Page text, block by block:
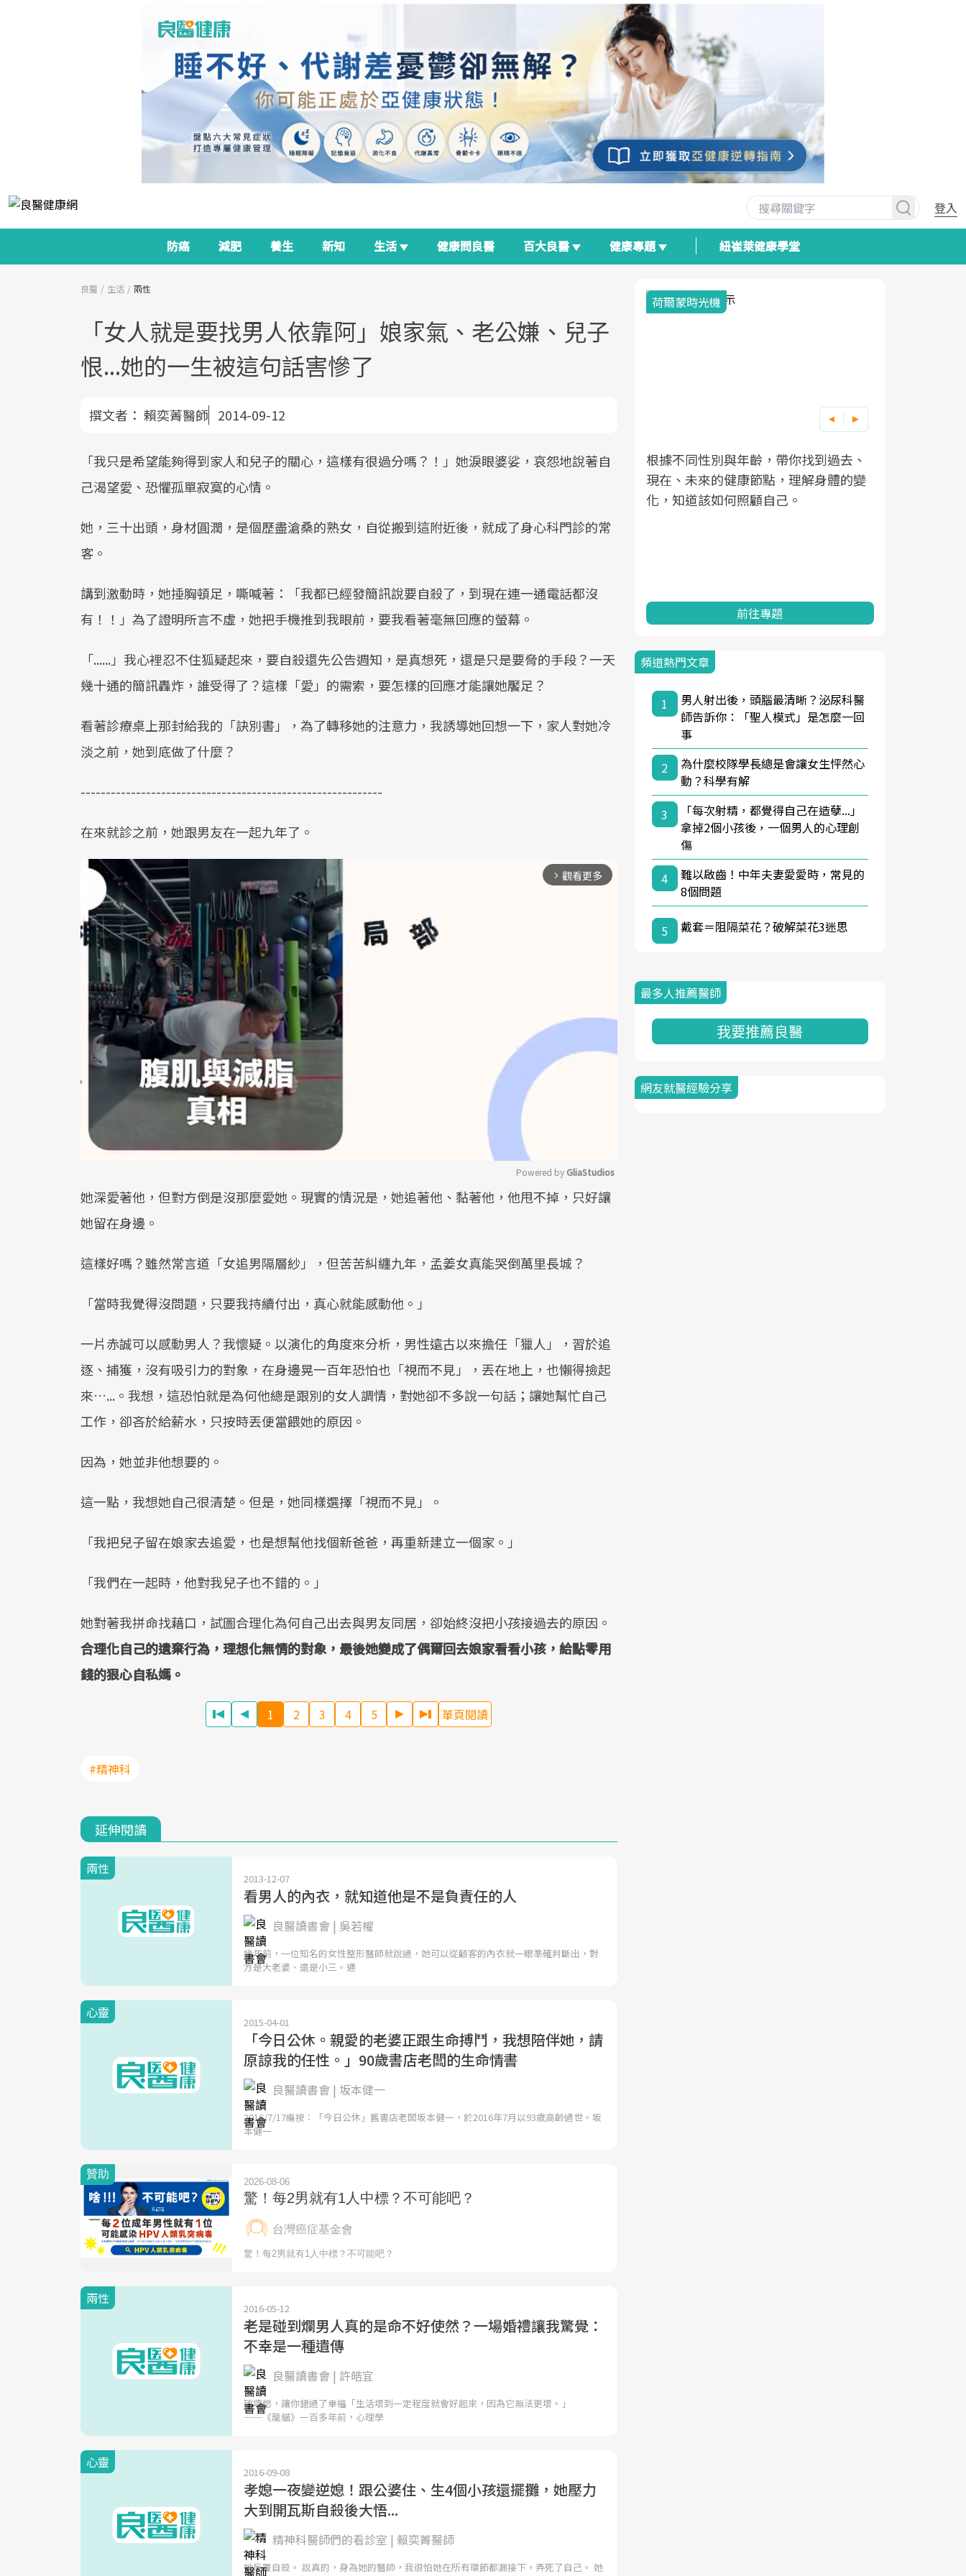
登入
防癌 減肥 養生 新知 生活 健康問良醫 百大良醫 健康專題 紐崔萊健康學堂
良醫 生活 兩性
「女人就是要找男人依靠阿」娘家氣、老公嫌、兒子
恨...她的一生被這句話害慘了
撰文者： 賴奕菁醫師 2014-09-12
「我只是希望能夠得到家人和兒子的關心，這樣有很過分嗎？！」她淚眼婆娑，哀怨地說著自
己渴望愛、恐懼孤單寂寞的心情。
她，三十出頭，身材圓潤，是個歷盡滄桑的熟女，自從搬到這附近後，就成了身心科門診的常
客。
講到激動時，她捶胸頓足，嘶喊著：「我都已經發簡訊說要自殺了，到現在連一通電話都沒
有！！」為了證明所言不虛，她把手機推到我眼前，要我看著毫無回應的螢幕。
「......」我心裡忍不住狐疑起來，要自殺還先公告週知，是真想死，還是只是要脅的手段？一天
幾十通的簡訊轟炸，誰受得了？這樣「愛」的需索，要怎樣的回應才能讓她饜足？
看著診療桌上那封給我的「訣別書」，為了轉移她的注意力，我誘導她回想一下，家人對她冷
淡之前，她到底做了什麼？
------------------------------------------------------------
在來就診之前，她跟男友在一起九年了。
arrow_forward_ios 觀看更多
Powered by GliaStudios
她深愛著他，但對方倒是沒那麼愛她。現實的情況是，她追著他、黏著他，他甩不掉，只好讓
她留在身邊。
這樣好嗎？雖然常言道「女追男隔層紗」，但苦苦糾纏九年，孟姜女真能哭倒萬里長城？
「當時我覺得沒問題，只要我持續付出，真心就能感動他。」
一片赤誠可以感動男人？我懷疑。以演化的角度來分析，男性遠古以來擔任「獵人」，習於追
逐、捕獲，沒有吸引力的對象，在身邊晃一百年恐怕也「視而不見」，丟在地上，也懶得撿起
來…...。我想，這恐怕就是為何他總是跟別的女人調情，對她卻不多說一句話；讓她幫忙自己
工作，卻吝於給薪水，只按時丟便當餵她的原因。
因為，她並非他想要的。
這一點，我想她自己很清楚。但是，她同樣選擇「視而不見」。
「我把兒子留在娘家去追愛，也是想幫他找個新爸爸，再重新建立一個家。」
「我們在一起時，他對我兒子也不錯的。」
她對著我拼命找藉口，試圖合理化為何自己出去與男友同居，卻始終沒把小孩接過去的原因。
合理化自己的遺棄行為，理想化無情的對象，最後她變成了偶爾回去娘家看看小孩，給點零用
錢的狠心自私媽。
1 2 3 4 5 單頁閱讀
#精神科
延伸閱讀
兩性
2013-12-07
看男人的內衣，就知道他是不是負責任的人
良醫讀書會 | 吳若權
幾年前，一位知名的女性整形醫師就說過，她可以從顧客的內衣就一眼準確判斷出，對
方是大老婆、還是小三。通
心靈
2015-04-01
「今日公休。親愛的老婆正跟生命搏鬥，我想陪伴她，請
原諒我的任性。」90歲書店老闆的生命情書
良醫讀書會 | 坂本健一
2016/7/17編按：「今日公休」舊書店老闆坂本健一，於2016年7月以93歲高齡過世。坂
本健一
兩性
2016-05-12
老是碰到爛男人真的是命不好使然？一場婚禮讓我驚覺：
不幸是一種遺傳
良醫讀書會 | 許皓宜
破壞慾，讓你錯過了幸福「生活壞到一定程度就會好起來，因為它無法更壞。」
──《龍貓》一百多年前，心理學
心靈
2016-09-08
孝媳一夜變逆媳！跟公婆住、生4個小孩還擺攤，她壓力
大到開瓦斯自殺後大悟...
精神科醫師們的看診室 | 賴奕菁醫師
她反覆自殺。 說真的，身為她的醫師，我很怕她在所有環節都漏接下，弄死了自己。 她
面對超高齡社會的浪潮，台灣正在快速
照3.0」的推進，「預防醫學」已成全民
關注的核心議題。然而，健檢不只是醫
前往專題
2025年，就到良醫生活祭體驗「一站式
前往專題
良醫健康網從「換季的身體變化」出
改善行動。
前往專題
根據不同性別與年齡，帶你找到過去、
現在、未來的健康節點，理解身體的變
前往專題
2025健檢服務大調查
因應超高齡社會來臨，良醫健康網推動
「2025年健檢服務大調查」，以倡議健
康促進為目的，深耕健康篩檢之於台灣
前往專題
頻道熱門文章
1
男人射出後，頭腦最清晰？泌尿科醫
師告訴你：「聖人模式」是怎麼一回
事
2
為什麼校隊學長總是會讓女生怦然心
動？科學有解
3
「每次射精，都覺得自己在造孽...」
拿掉2個小孩後，一個男人的心理創
傷
4
難以啟齒！中年夫妻愛愛時，常見的
8個問題
5 戴套＝阻隔菜花？破解菜花3迷思
最多人推薦醫師
我要推薦良醫
網友就醫經驗分享